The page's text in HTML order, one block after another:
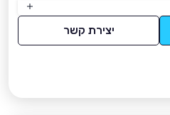
יצירת קשר